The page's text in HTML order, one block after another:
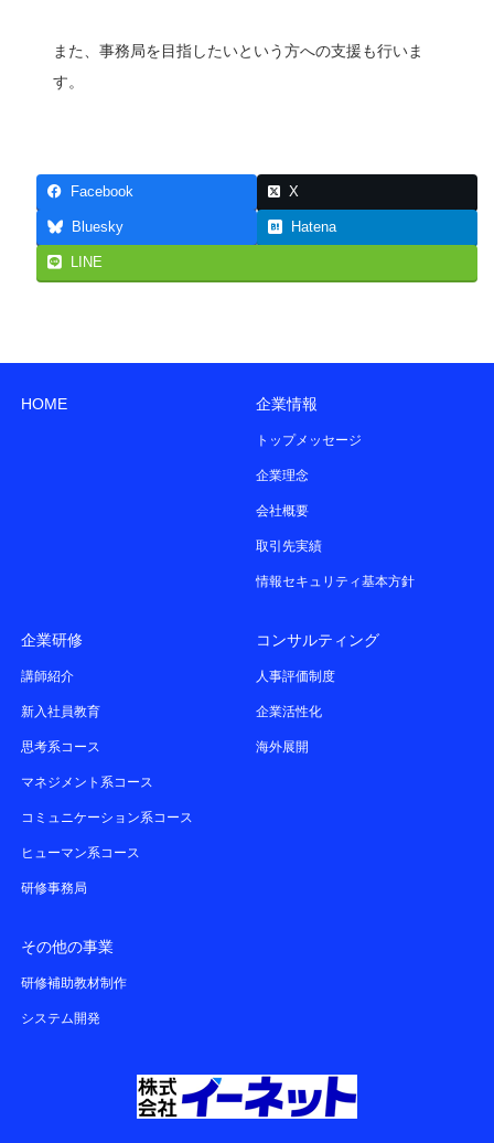
また、事務局を目指したいという方への支援も行いま
す。
Facebook X
Bluesky Hatena
LINE
HOME 企業情報
トップメッセージ
企業理念
会社概要
取引先実績
情報セキュリティ基本方針
企業研修
講師紹介
新入社員教育
思考系コース
マネジメント系コース
コミュニケーション系コース
ヒューマン系コース
研修事務局
コンサルティング
人事評価制度
企業活性化
海外展開
その他の事業
研修補助教材制作
システム開発